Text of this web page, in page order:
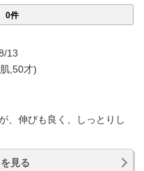
0件
13
,50才)
、伸びも良く、しっとりし
見る